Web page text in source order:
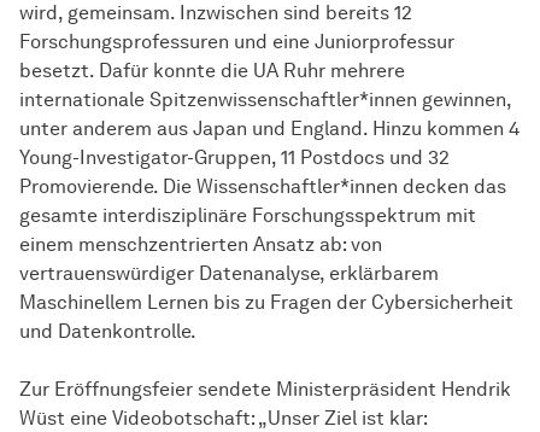
wird, gemeinsam. Inzwischen sind bereits 12
Forschungsprofessuren und eine Juniorprofessur
besetzt. Dafür konnte die UA Ruhr mehrere
internationale Spitzenwissenschaftler*innen gewinnen,
unter anderem aus Japan und England. Hinzu kommen 4
Young-Investigator-Gruppen, 11 Postdocs und 32
Promovierende. Die Wissen­schaft­ler*innen decken das
gesamte interdisziplinäre Forschungsspektrum mit
einem menschzentrierten Ansatz ab: von
vertrauenswürdiger Datenanalyse, erklärbarem
Maschinellem Lernen bis zu Fragen der Cybersicherheit
und Datenkontrolle.
Zur Eröffnungsfeier sendete Ministerpräsident Hendrik
Wüst eine Videobotschaft: „Unser Ziel ist klar: